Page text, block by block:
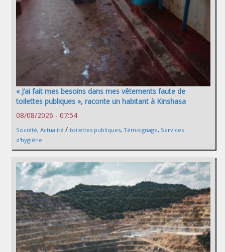
« J’ai fait mes besoins dans mes vêtements faute de
toilettes publiques », raconte un habitant à Kinshasa
08/08/2026 - 07:54
Société, Actualité / toilettes publiques, Témoignage, Services
d'hygiène